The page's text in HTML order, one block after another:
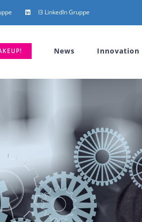
I3 LinkedIn Gruppe
News Innovation